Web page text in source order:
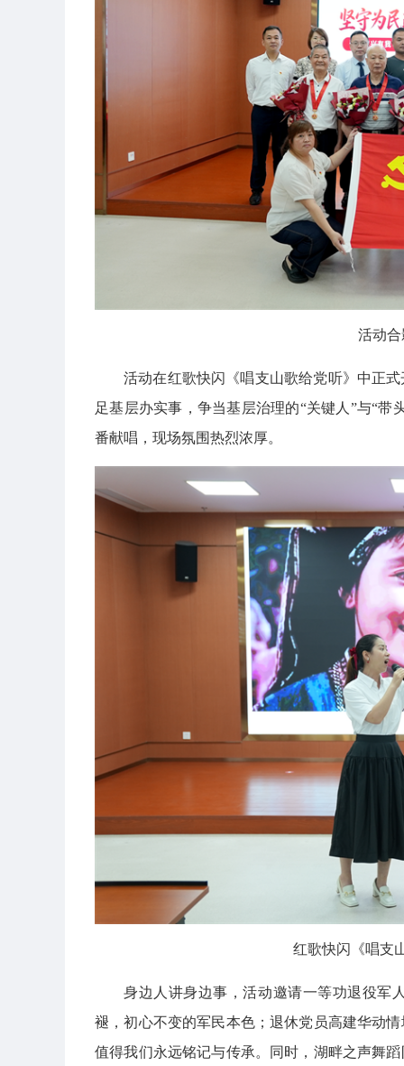
活动
活动在红歌快闪《唱支山歌给党听》中正
足基层办实事，争当基层治理的“关键人”与“
番献唱，现场氛围热烈浓厚。
红歌快闪《唱支
身边人讲身边事，活动邀请一等功退役军
褪，初心不变的军民本色；退休党员高建华动
值得我们永远铭记与传承。同时，湖畔之声舞